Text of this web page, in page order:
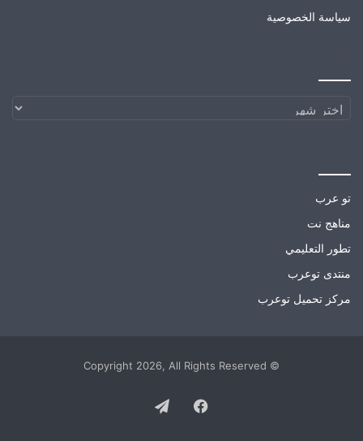
سياسة الخصوصية
الارشيف
تو عرب
مناهج نت
تطور التعليمي
منتدى توعرب
مركز تحميل توعرب
© Copyright 2026, All Rights Reserved
Facebook
Telegram